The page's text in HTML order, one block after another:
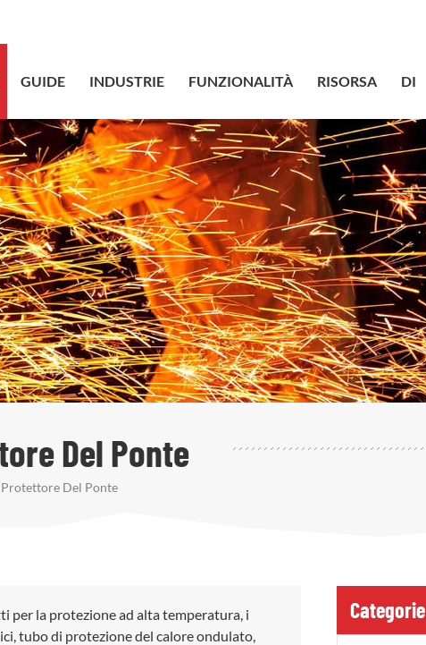
GUIDE INDUSTRIE FUNZIONALITÀ RISORSA DI
Del Ponte
Protettore Del Ponte
per la protezione ad alta temperatura, i
tubo di protezione del calore ondulato,
Categorie